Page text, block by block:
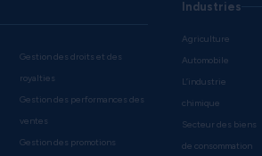
Gestion des droits et des
royalties
Gestion des performances des
ventes
Gestion des promotions
Industries
Agriculture
Automobile
L’industrie
chimique
Secteur des biens
de consommation